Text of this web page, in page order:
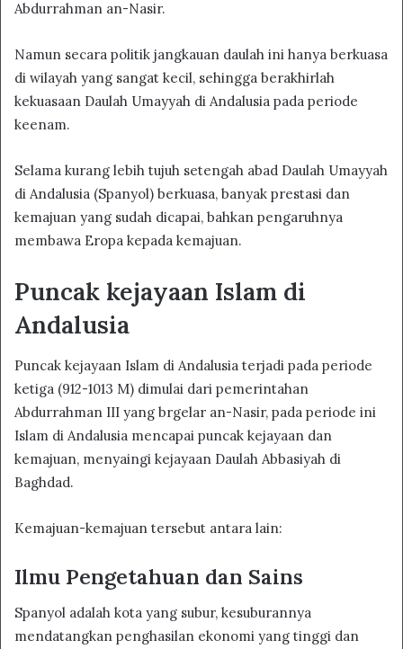
Abdurrahman an-Nasir.
Namun secara politik jangkauan daulah ini hanya berkuasa
di wilayah yang sangat kecil, sehingga berakhirlah
kekuasaan Daulah Umayyah di Andalusia pada periode
keenam.
Selama kurang lebih tujuh setengah abad Daulah Umayyah
di Andalusia (Spanyol) berkuasa, banyak prestasi dan
kemajuan yang sudah dicapai, bahkan pengaruhnya
membawa Eropa kepada kemajuan.
Puncak kejayaan Islam di
Andalusia
Puncak kejayaan Islam di Andalusia terjadi pada periode
ketiga (912-1013 M) dimulai dari pemerintahan
Abdurrahman III yang brgelar an-Nasir, pada periode ini
Islam di Andalusia mencapai puncak kejayaan dan
kemajuan, menyaingi kejayaan Daulah Abbasiyah di
Baghdad.
Kemajuan-kemajuan tersebut antara lain:
Ilmu Pengetahuan dan Sains
Spanyol adalah kota yang subur, kesuburannya
mendatangkan penghasilan ekonomi yang tinggi dan